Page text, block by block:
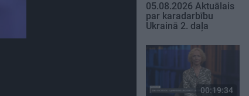
05.08.2026 Aktuālais
par karadarbību
Ukrainā 2. daļa
00:19:34